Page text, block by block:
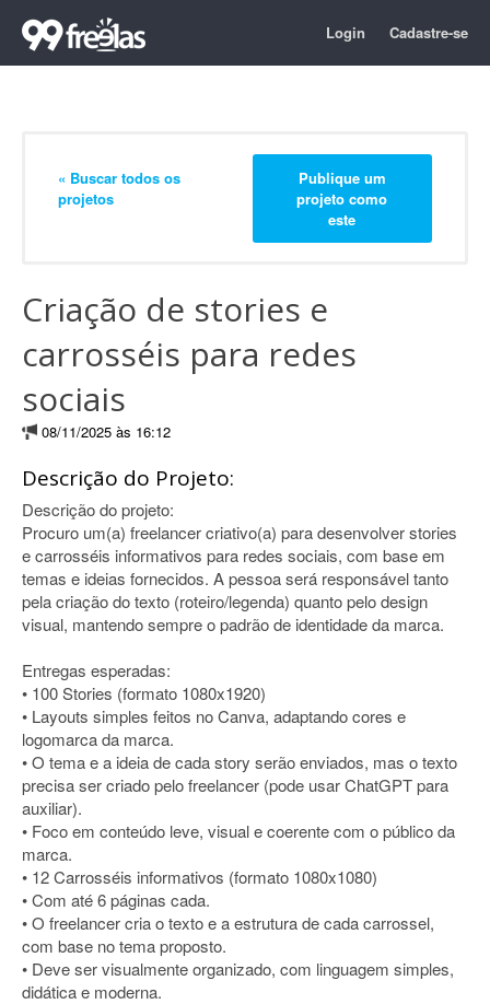
Login Cadastre-se
« Buscar todos os
projetos
Publique um
projeto como
este
Criação de stories e
carrosséis para redes
sociais
08/11/2025 às 16:12
Descrição do Projeto:
Descrição do projeto:
Procuro um(a) freelancer criativo(a) para desenvolver stories
e carrosséis informativos para redes sociais, com base em
temas e ideias fornecidos. A pessoa será responsável tanto
pela criação do texto (roteiro/legenda) quanto pelo design
visual, mantendo sempre o padrão de identidade da marca.
Entregas esperadas:
• 100 Stories (formato 1080x1920)
• Layouts simples feitos no Canva, adaptando cores e
logomarca da marca.
• O tema e a ideia de cada story serão enviados, mas o texto
precisa ser criado pelo freelancer (pode usar ChatGPT para
auxiliar).
• Foco em conteúdo leve, visual e coerente com o público da
marca.
• 12 Carrosséis informativos (formato 1080x1080)
• Com até 6 páginas cada.
• O freelancer cria o texto e a estrutura de cada carrossel,
com base no tema proposto.
• Deve ser visualmente organizado, com linguagem simples,
didática e moderna.